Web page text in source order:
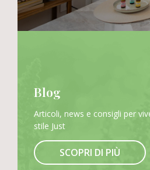
Blog
Articoli, news e consigli per
stile Just
SCOPRI DI PIÙ